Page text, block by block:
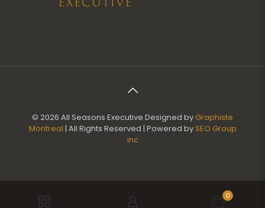
© 2026 All Seasons Executive Designed by Graphiste
Montreal | All Rights Reserved | Powered by SEO Group
inc
0